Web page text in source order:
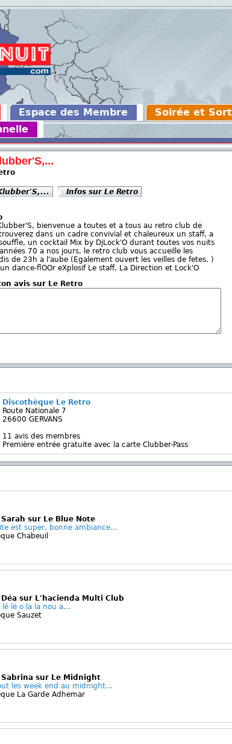
Espace des Membre Soirée et
Infos sur Le Retro
bienvenue a toutes et a tous au retro club de
dans un cadre convivial et chaleureux un staff, a
un cocktail Mix by DjLock'O durant toutes vos nuits
70 a nos jours, le retro club vous accueille les
de 23h a l'aube (Egalement ouvert les veilles de fetes. )
dance-flOOr eXplosif Le staff, La Direction et Lock'O
avis sur Le Retro
Discothèque Le Retro
Route Nationale 7
26600 GERVANS
11 avis des membres
Première entrée gratuite avec la carte Clubber-Pass
sur Le Blue Note
est super, bonne ambiance...
Chabeuil
sur L'hacienda Multi Club
lé lé o la la nou a...
Sauzet
Sabrina sur Le Midnight
les week end au midnight...
La Garde Adhemar